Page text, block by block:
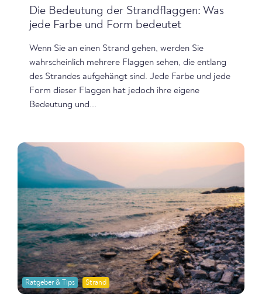
Die Bedeutung der Strandflaggen: Was
jede Farbe und Form bedeutet
Wenn Sie an einen Strand gehen, werden Sie
wahrscheinlich mehrere Flaggen sehen, die entlang
des Strandes aufgehängt sind. Jede Farbe und jede
Form dieser Flaggen hat jedoch ihre eigene
Bedeutung und...
Ratgeber & Tips Strand